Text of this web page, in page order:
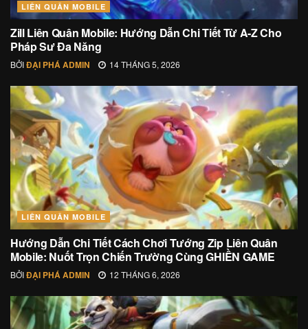
LIÊN QUÂN MOBILE
Zill Liên Quân Mobile: Hướng Dẫn Chi Tiết Từ A-Z Cho
Pháp Sư Đa Năng
BỞIĐẠI PHÁ ADMIN 14 THÁNG 5, 2026
LIÊN QUÂN MOBILE
Hướng Dẫn Chi Tiết Cách Chơi Tướng Zip Liên Quân
Mobile: Nuốt Trọn Chiến Trường Cùng GHIỀN GAME
BỞIĐẠI PHÁ ADMIN 12 THÁNG 6, 2026